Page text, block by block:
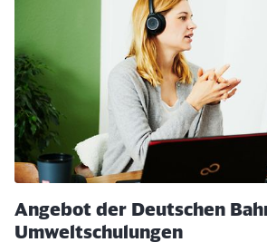
Angebot der Deutschen
Umweltschulungen